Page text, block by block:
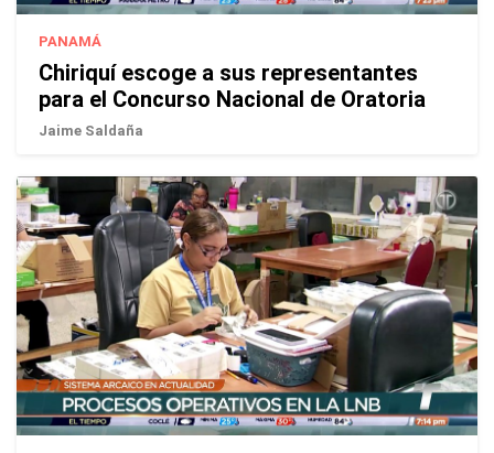
PANAMÁ
Chiriquí escoge a sus representantes
para el Concurso Nacional de Oratoria
Jaime Saldaña